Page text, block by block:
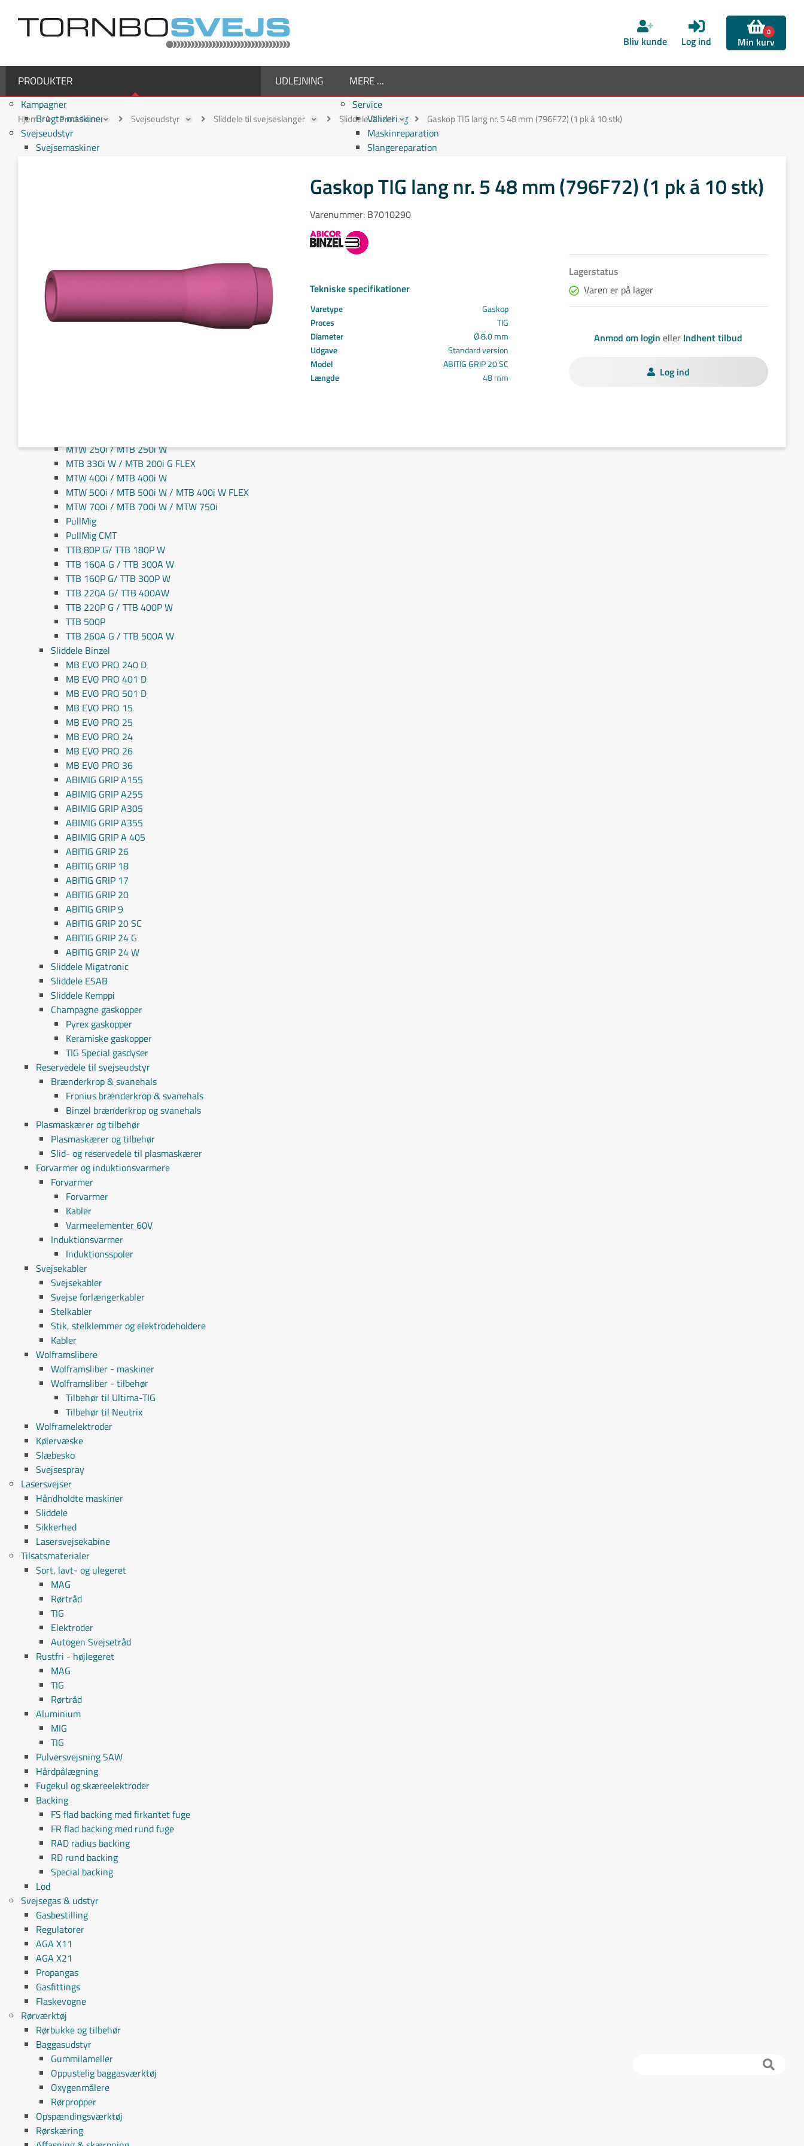
Bliv kunde Log ind
0
Min kurv
PRODUKTER
Kampagner
Brugte maskiner
Svejseudstyr
Svejsemaskiner
Fronius MIG/MAG svejseslanger
Sliddele til svejseslanger
Sliddele Fronius
MTW 250i / MTB 250i W
MTB 330i W / MTB 200i G FLEX
MTW 400i / MTB 400i W
MTW 500i / MTB 500i W / MTB 400i W FLEX
MTW 700i / MTB 700i W / MTW 750i
PullMig
PullMig CMT
TTB 80P G/ TTB 180P W
TTB 160A G / TTB 300A W
TTB 160P G/ TTB 300P W
TTB 220A G/ TTB 400AW
TTB 220P G / TTB 400P W
TTB 500P
TTB 260A G / TTB 500A W
Sliddele Binzel
MB EVO PRO 240 D
MB EVO PRO 401 D
MB EVO PRO 501 D
MB EVO PRO 15
MB EVO PRO 25
MB EVO PRO 24
MB EVO PRO 26
MB EVO PRO 36
ABIMIG GRIP A155
ABIMIG GRIP A255
ABIMIG GRIP A305
ABIMIG GRIP A355
ABIMIG GRIP A 405
ABITIG GRIP 26
ABITIG GRIP 18
ABITIG GRIP 17
ABITIG GRIP 20
ABITIG GRIP 9
ABITIG GRIP 20 SC
ABITIG GRIP 24 G
ABITIG GRIP 24 W
Sliddele Migatronic
Sliddele ESAB
Sliddele Kemppi
Champagne gaskopper
Pyrex gaskopper
Keramiske gaskopper
TIG Special gasdyser
Reservedele til svejseudstyr
Brænderkrop & svanehals
Fronius brænderkrop & svanehals
Binzel brænderkrop og svanehals
Plasmaskærer og tilbehør
Plasmaskærer og tilbehør
Slid- og reservedele til plasmaskærer
Forvarmer og induktionsvarmere
Forvarmer
Forvarmer
Kabler
Varmeelementer 60V
Induktionsvarmer
Induktionsspoler
Svejsekabler
Svejsekabler
Svejse forlængerkabler
Stelkabler
Stik, stelklemmer og elektrodeholdere
Kabler
Wolframslibere
Wolframsliber - maskiner
Wolframsliber - tilbehør
Tilbehør til Ultima-TIG
Tilbehør til Neutrix
Wolframelektroder
Kølervæske
Slæbesko
Svejsespray
Lasersvejser
Håndholdte maskiner
Sliddele
Sikkerhed
Lasersvejsekabine
Tilsatsmaterialer
Sort, lavt- og ulegeret
MAG
Rørtråd
TIG
Elektroder
Autogen Svejsetråd
Rustfri - højlegeret
MAG
TIG
Rørtråd
Aluminium
MIG
TIG
Pulversvejsning SAW
Hårdpålægning
Fugekul og skæreelektroder
Backing
FS flad backing med firkantet fuge
FR flad backing med rund fuge
RAD radius backing
RD rund backing
Special backing
Lod
Svejsegas & udstyr
Gasbestilling
Regulatorer
AGA X11
AGA X21
Propangas
Gasfittings
Flaskevogne
Rørværktøj
Rørbukke og tilbehør
Baggasudstyr
Gummilameller
Oppustelig baggasværktøj
Oxygenmålere
Rørpropper
Opspændingsværktøj
Rørskæring
UDLEJNING MERE ...
Service
Validering
Maskinreparation
Slangereparation
Virksomheden
Supplier
Job hos TornboSvejs
ESG politik
Kom i mål med dit projekt
Hjem Produkter Svejseudstyr Sliddele til svejseslanger Sliddele Binzel Gaskop TIG lang nr. 5 48 mm (796F72) (1 pk á 10 stk)
Gaskop TIG lang nr. 5 48 mm (796F72) (1 pk á 10 stk)
Varenummer: B7010290
Tekniske specifikationer
Varetype
Gaskop
Proces
TIG
Diameter
Ø 8.0 mm
Udgave
Standard version
Model
ABITIG GRIP 20 SC
Længde
48 mm
Lagerstatus
Varen er på lager
Anmod om login eller Indhent tilbud
Log ind